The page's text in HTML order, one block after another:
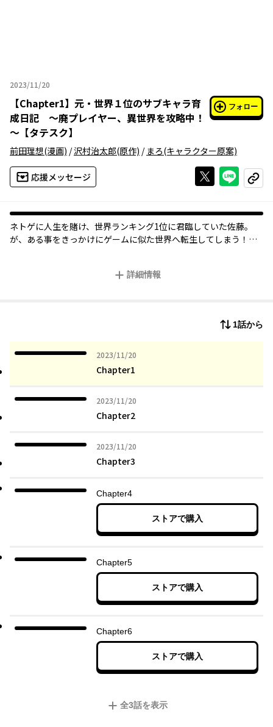
2023/11/20
2023年11月20日
【Chapter1】 元・世界１位のサブキャラ育
成日記 ～廃プレイヤー、異世界を攻略中！
～【タテスク】
フォロー
前田理想(漫画) /沢村治太郎(原作) / まろ(キャラクター原案)
応援メッセージ Xで投稿する
ライン
コピー
ネトゲに人生を賭け、世界ランキング1位に君臨していた佐藤。
が、ある事をきっかけにゲームに似た世界へ転生してしまう！
詳細情報
1話から
2023/11/20
2023年11月20日
Chapter1
2023/11/20
2023年11月20日
Chapter2
2023/11/20
2023年11月20日
Chapter3
Chapter4
ストアで購入
Chapter5
ストアで購入
Chapter6
ストアで購入
全3話を表示